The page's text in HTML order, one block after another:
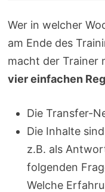
Wer in welcher
am Ende des
macht der Trainer
vier einfachen
Die Transfer-
Die Inhalte
z.B. als
folgenden
Welche